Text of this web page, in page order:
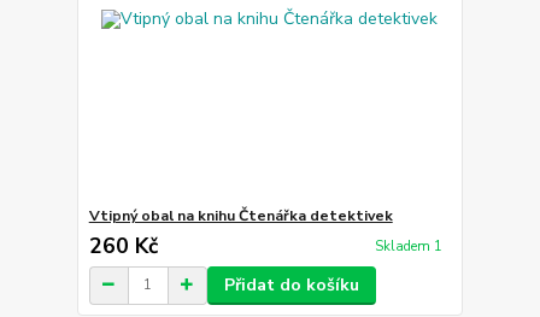
Vtipný obal na knihu Čtenářka detektivek
260 Kč Skladem 1
Přidat do košíku